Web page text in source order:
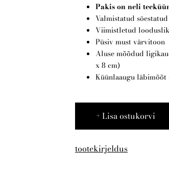
Pakis on neli
Valmistatud
Viimistletud
Püsiv must värvitoon
Aluse mõõdud
x 8 cm)
Küünlaaugu läbimõõt
Lisa ostukorvi
tootekirjeldus